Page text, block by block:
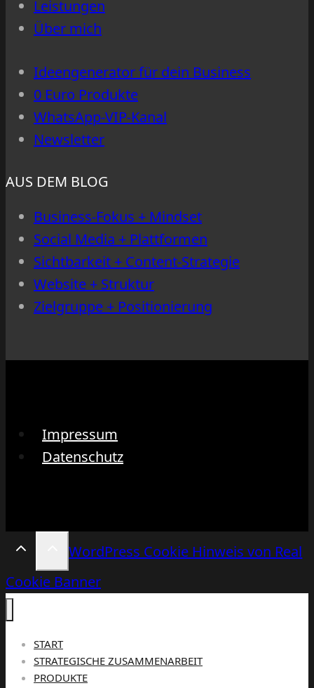
Leistungen
Über mich
Ideengenerator für dein Business
0 Euro Produkte
WhatsApp-VIP-Kanal
Newsletter
AUS DEM BLOG
Business-Fokus + Mindset
Social Media + Plattformen
Sichtbarkeit + Content-Strategie
Website + Struktur
Zielgruppe + Positionierung
Impressum
Datenschutz
WordPress Cookie Hinweis von Real
Cookie Banner
START
STRATEGISCHE ZUSAMMENARBEIT
PRODUKTE